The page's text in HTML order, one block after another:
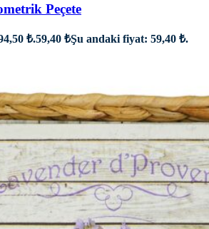
Peçete
₺.59,40 ₺Şu andaki fiyat: 59,40 ₺.